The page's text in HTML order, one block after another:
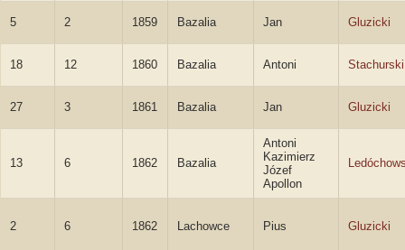
5 2 1859 Bazalia Jan Gluzicki
18 12 1860 Bazalia Antoni Stachurski
27 3 1861 Bazalia Jan Gluzicki
13 6 1862 Bazalia
Antoni
Kazimierz
Józef
Apollon
2 6 1862 Lachowce Pius Gluzicki